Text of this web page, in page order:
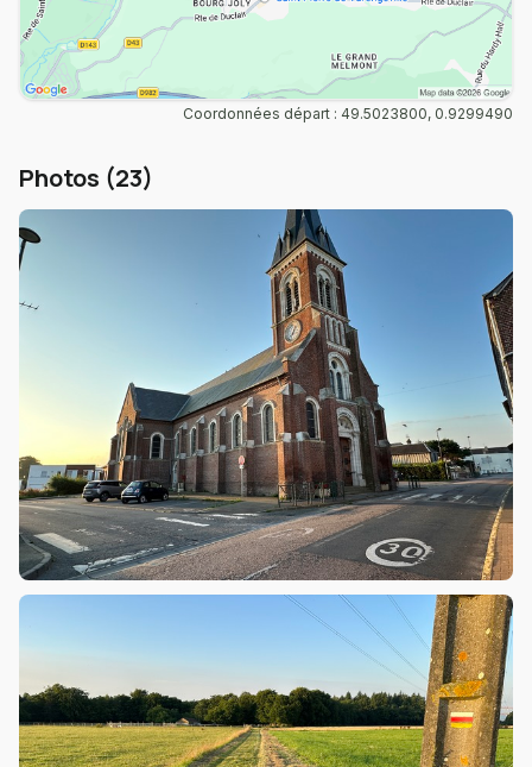
Coordonnées départ : 49.5023800, 0.9299490
Photos (23)